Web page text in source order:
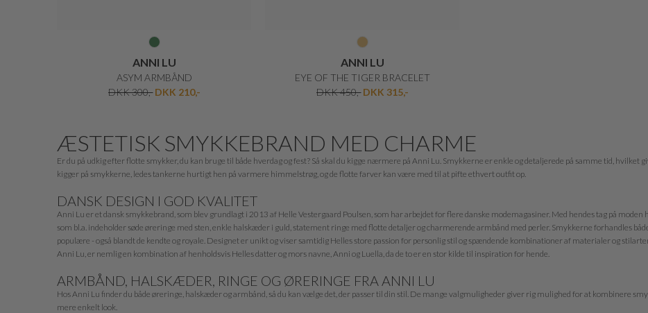
ANNI LU
ASYM ARMBÅND
DKK 300,- DKK 210,-
ANNI LU
EYE OF THE TIGER BRACELET
DKK 450,- DKK 315,-
ÆSTETISK SMYKKEBRAND MED CHARME
Er du på udkig efter flotte smykker, du kan bruge til både hverdag og fest? Så skal du kigge nærmere på Anni Lu. Smykkerne er enkle og detaljerede på samme tid,
kigger på smykkerne, ledes tankerne hurtigt hen på varmere himmelstrøg, og de flotte farver kan være med til at pifte ethvert outfit op.
DANSK DESIGN I GOD KVALITET
Anni Lu er et dansk smykkebrand, som blev grundlagt i 2013 af Helle Vestergaard Poulsen, som har arbejdet for flere danske modemagasiner. Med hendes tag på
som bl.a. indeholder søde øreringe med sten, enkle halskæder i guld, statement ringe med flotte detaljer og charmerende armbånd med perler. Smykkerne forhandles
populære - også blandt de kendte og royale. Designet er unikt og viser samtidig Helles store passion for personlig stil og spændende kombinationer af materialer og
Anni Lu, er nemlig en kombination af henholdsvis Helles datter og mors navne, Anni og Luella, da de to er en stor kilde til inspiration for hende.
ARMBÅND, HALSKÆDER, RINGE OG ØRERINGE FRA ANNI LU
Hos Anni Lu finder du både øreringe, halskæder og armbånd, så du kan vælge det, der passer til din stil. De mange valgmuligheder giver rig mulighed for at kombinere
mere enkelt look.